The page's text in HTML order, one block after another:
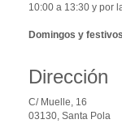
10:00 a 13:30 y por
Domingos y
Dirección
C/ Muelle, 16
03130, Santa Pola